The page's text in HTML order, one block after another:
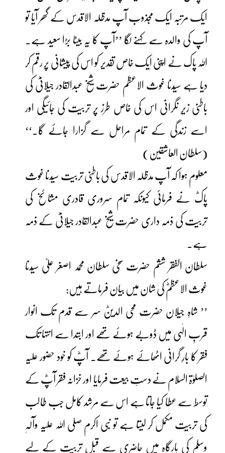
ایک مرتبہ ایک مجذوب آپ مدظلہ الاقدس کے گھر آیا تو
آپ کی والدہ سے کہنے لگا ’’آپ کا یہ بیٹا بڑا سعید ہے۔
اللہ پاک نے اپنی ایک خاص تقدیر کو اس کی پیشانی پر رقم کر
دیا ہے سیّدنا غوث الاعظم حضرت شیخ عبدالقادر جیلانیؓ کی
باطنی زیرِ نگرانی اس کی خاص طرز پر تربیت کی جائیگی اور
اسے زندگی کے تمام مراحل سے گزارا جائے گا۔‘‘
(سلطان العاشقین)
معلوم ہوا کہ آپ مدظلہ الاقدس کی باطنی تربیت سیّدنا غوث
پاکؓ نے فرمائی کیونکہ تمام سروری قادری مشائخ کی
تربیت کی ذمہ داری حضرت شیخ عبدالقادر جیلانیؓ کے ذمہ
ہے۔
سلطان الفقر ششم حضرت سخی سلطان محمد اصغر علیؒ سیّدنا
غوث الاعظمؓ کی شان میں بیان فرماتے ہیں:
’’ شاہِ جیلان حضرت محی الدینؓ سر سے قدم تک انوار
قربِ الٰہی میں ڈوبے ہوئے تھے اور ابتدا سے انتہا تک
فقر کا بارِ گرانی اٹھائے ہوئے تھے۔ آپؓ کو خود حضور علیہ
الصلوٰۃ السلام نے دستِ بیعت فرمایا اور خزانہ فقر آپؓ کے
توسط سے عطا کیا جاتا ہے اس سے مرشد کامل جب طالب
کی تربیت مکمل کر لیتا ہے تو نبی اکرم صلی اللہ علیہ وآلہٖ
وسلم کی بارگاہ میں حاضری سے قبل تربیت کے لیے